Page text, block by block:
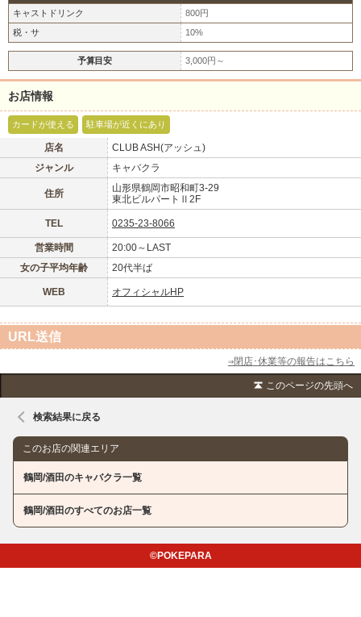
キャストドリンク
800円
税・サ
10%
予算目安 3,000円～
お店情報
カードが使える 駐車場が近くにあり
店名
CLUB ASH(アッシュ)
ジャンル
キャバクラ
住所
山形県鶴岡市昭和町3-29
東北ビルパートⅡ2F
TEL 0235-23-8066
営業時間
20:00～LAST
女の子平均年齢
20代半ば
WEB オフィシャルHP
URL送信
⇒閉店･休業等の報告はこちら
このページの先頭へ
検索結果に戻る
このお店の関連エリア
鶴岡/酒田のキャバクラ一覧
鶴岡/酒田のすべてのお店一覧
©POKEPARA